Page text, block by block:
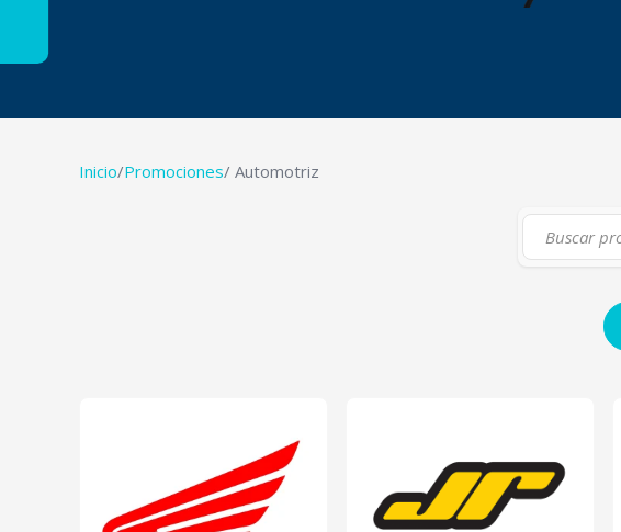
Inicio/Promociones/ Automotriz